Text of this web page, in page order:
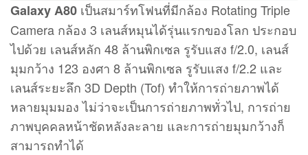
Galaxy A80 เป็นสมาร์ทโฟนที่มีกล้อง Rotating Triple
Camera กล้อง 3 เลนส์หมุนได้รุ่นแรกของโลก ประกอบ
ไปด้วย เลนส์หลัก 48 ล้านพิกเซล รูรับแสง f/2.0, เลนส์
มุมกว้าง 123 องศา 8 ล้านพิกเซล รูรับแสง f/2.2 และ
เลนส์ระยะลึก 3D Depth (Tof) ทำให้การถ่ายภาพได้
หลายมุมมอง ไม่ว่าจะเป็นการถ่ายภาพทั่วไป, การถ่าย
ภาพบุคคลหน้าชัดหลังละลาย และการถ่ายมุมกว้างก็
สามารถทำได้